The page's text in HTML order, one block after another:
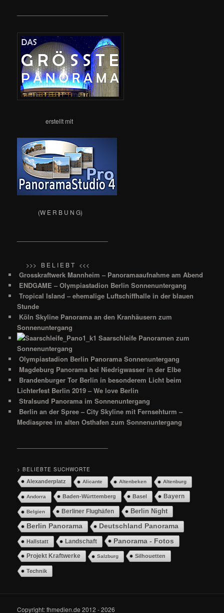
erstellt mit
(W E R B U N G)
>>> B E L I E B T <<<
Grosskraftwerk Mannheim – Panoramaaufnahme am Abend
ENDGAME – Olympiastadion Berlin Sonnenuntergang
Tropical Island – ehemalige Luftschiffhalle in der blauen
Stunde
Köln Skyline Panorama an den Kranhäusern zum
Sonnenuntergang
Saarschleife Panoramen zum
Sonnenuntergang
Olympiastadion Berlin Panorama Sonnenuntergang
Magdeburg Panorama bei Niedrigwasser in der Elbe
Brandenburger Tor Berlin in besonderem Licht beim
Lichterfest Berlin 2019 – We love Berlin
Stralsund Panorama im Sonnenuntergang
Berlin an der Spree – City Skyline mit Fernsehturm –
Mediaspree im alten Osthafen zum Sonnenuntergang
> BELIEBTE SUCHWORTE
Alexanderplatz Alicante Altenbeken Altenburg
Andorra Baden-Württemberg Basel Bayern
Belgien Berliner Flughäfen
Berlin Night
Berlin Panorama
Deutschland Panorama
Hallstatt Landschaft Panorama - Fotos
Projekt Kraftwerke Salzburg Silhouetten
Technik
Copyright: fhmedien.de 2012 - 2026